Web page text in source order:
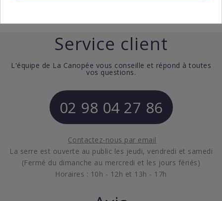
Service client
L'équipe de La Canopée vous conseille et répond à toutes
vos questions.
02 98 04 27 86
Contactez-nous par email
La serre est ouverte au public les jeudi, vendredi et samedi
(Fermé du dimanche au mercredi et les jours fériés)
Horaires : 10h - 12h et 13h - 17h